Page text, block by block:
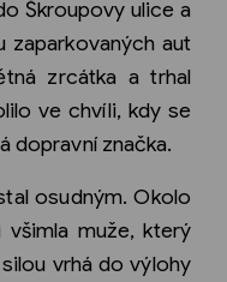
Škroupovy ulice a
zaparkovaných aut
zrcátka a trhal
ve chvíli, kdy se
dopravní značka.
osudným. Okolo
muže, který
vrhá do výlohy